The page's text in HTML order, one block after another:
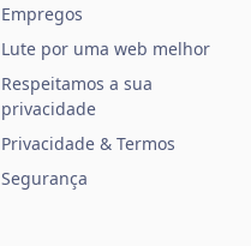
Empregos
Lute por uma web melhor
Respeitamos a sua
privacidade
Privacidade & Termos
Segurança